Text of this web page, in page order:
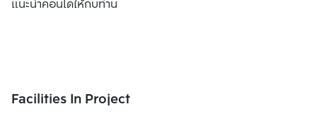
แนะนำคอนโดให้กับท่าน
Facilities In Project